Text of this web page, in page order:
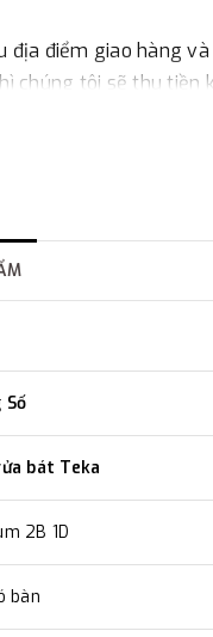
địa điểm giao hàng
chúng tôi sẽ thu tiền
phần giá trị đơn hàng
Thanh Hương
Đa, Hà Nội.
địa điểm giao hàng
hàng ngoài nội
+ phí vận chuyển
phương thức chuyển
khi có thông tin xác
đơn hàng theo
Số
bát Teka
2B 1D
bàn